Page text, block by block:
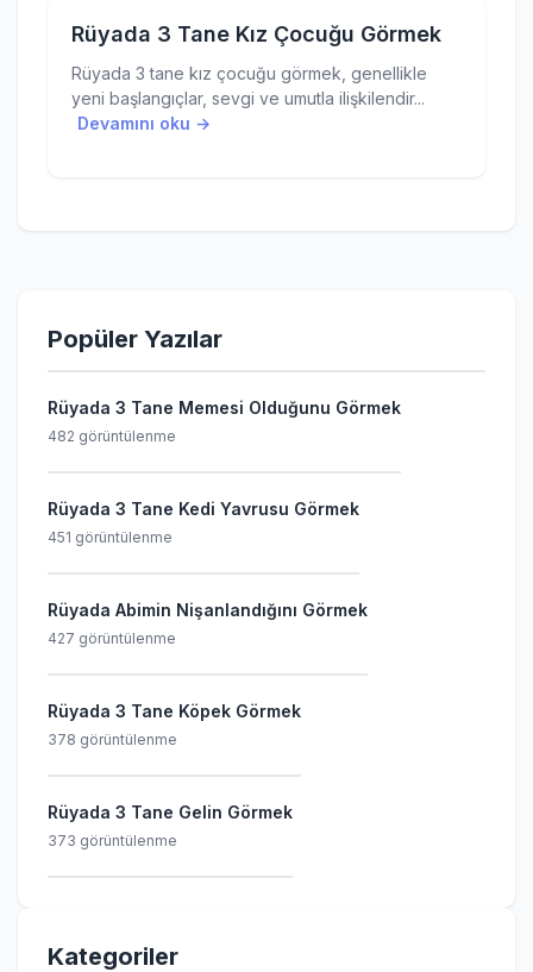
Rüyada 3 Tane Kız Çocuğu Görmek
Rüyada 3 tane kız çocuğu görmek, genellikle
yeni başlangıçlar, sevgi ve umutla ilişkilendir...
Devamını oku →
Popüler Yazılar
Rüyada 3 Tane Memesi Olduğunu Görmek
482 görüntülenme
Rüyada 3 Tane Kedi Yavrusu Görmek
451 görüntülenme
Rüyada Abimin Nişanlandığını Görmek
427 görüntülenme
Rüyada 3 Tane Köpek Görmek
378 görüntülenme
Rüyada 3 Tane Gelin Görmek
373 görüntülenme
Kategoriler